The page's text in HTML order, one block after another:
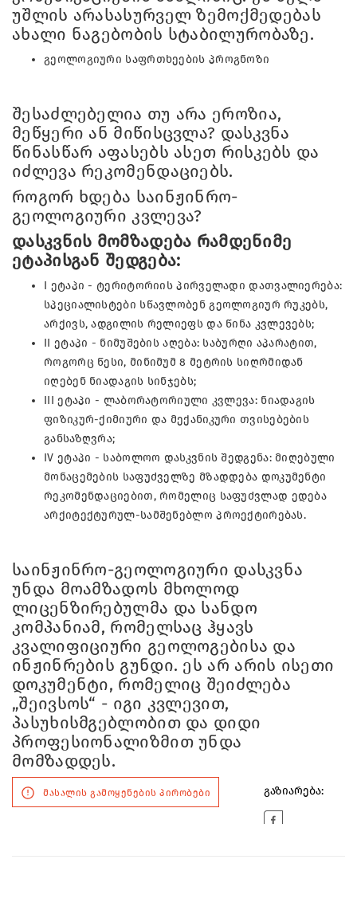
უშლის არასასურველ ზემოქმედებას
ახალი ნაგებობის სტაბილურობაზე.
გეოლოგიური საფრთხეების პროგნოზი
შესაძლებელია თუ არა ეროზია,
მეწყერი ან მიწისცვლა? დასკვნა
წინასწარ აფასებს ასეთ რისკებს და
იძლევა რეკომენდაციებს.
როგორ ხდება საინჟინრო-
გეოლოგიური კვლევა?
დასკვნის მომზადება რამდენიმე
ეტაპისგან შედგება:
I ეტაპი - ტერიტორიის პირველადი დათვალიერება:
სპეციალისტები სწავლობენ გეოლოგიურ რუკებს,
არქივს, ადგილის რელიეფს და წინა კვლევებს;
II ეტაპი - ნიმუშების აღება: საბურღი აპარატით,
როგორც წესი, მინიმუმ 8 მეტრის სიღრმიდან
იღებენ ნიადაგის სინჯებს;
III ეტაპი - ლაბორატორიული კვლევა: ნიადაგის
ფიზიკურ-ქიმიური და მექანიკური თვისებების
განსაზღვრა;
IV ეტაპი - საბოლოო დასკვნის შედგენა: მიღებული
მონაცემების საფუძველზე მზადდება დოკუმენტი
რეკომენდაციებით, რომელიც საფუძვლად ედება
არქიტექტურულ-სამშენებლო პროექტირებას.
საინჟინრო-გეოლოგიური დასკვნა
უნდა მოამზადოს მხოლოდ
ლიცენზირებულმა და სანდო
კომპანიამ, რომელსაც ჰყავს
კვალიფიციური გეოლოგებისა და
ინჟინრების გუნდი. ეს არ არის ისეთი
დოკუმენტი, რომელიც შეიძლება
„შეივსოს“ - იგი კვლევით,
პასუხისმგებლობით და დიდი
პროფესიონალიზმით უნდა
მომზადდეს.
მასალის გამოყენების პირობები გაზიარება: